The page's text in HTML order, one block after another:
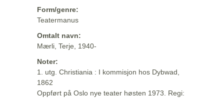
Form/genre:
Teatermanus
Omtalt navn:
Mærli, Terje, 1940-
Noter:
1. utg. Christiania : I kommisjon hos Dybwad,
1862
Oppført på Oslo nye teater høsten 1973. Regi: